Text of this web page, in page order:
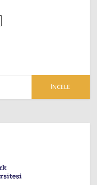
İNCELE